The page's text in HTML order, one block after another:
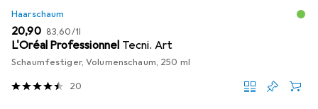
Haarschaum
EUR
20,90 EUR
83,60/1l
L'Oréal Professionnel Tecni. Art
Schaumfestiger, Volumenschaum, 250 ml
20